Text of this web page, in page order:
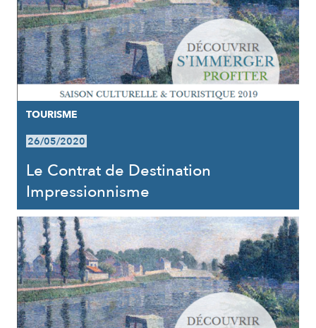
TOURISME
26/05/2020
Le Contrat de Destination
Impressionnisme